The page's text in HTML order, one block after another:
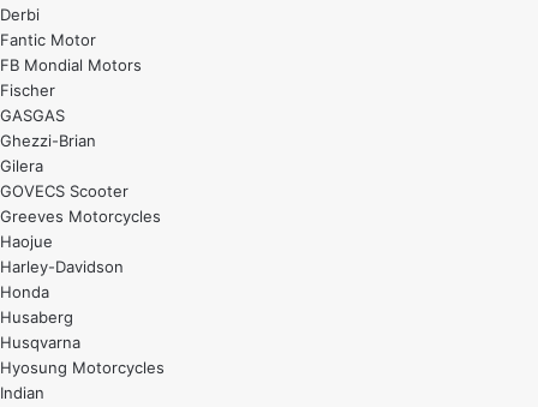
Derbi
Fantic Motor
FB Mondial Motors
Fischer
GASGAS
Ghezzi-Brian
Gilera
GOVECS Scooter
Greeves Motorcycles
Haojue
Harley-Davidson
Honda
Husaberg
Husqvarna
Hyosung Motorcycles
Indian